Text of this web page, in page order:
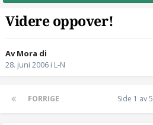
Videre oppover!
Av Mora di
28. juni 2006 i L-N
FORRIGE Side 1 av 5